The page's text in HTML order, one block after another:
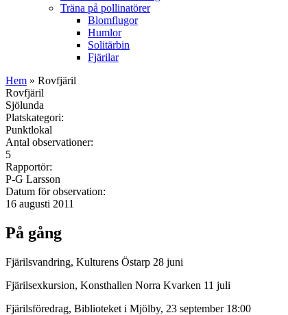
Träna på pollinatörer
Blomflugor
Humlor
Solitärbin
Fjärilar
Hem » Rovfjäril
Rovfjäril
Sjölunda
Platskategori:
Punktlokal
Antal observationer:
5
Rapportör:
P-G Larsson
Datum för observation:
16 augusti 2011
På gång
Fjärilsvandring, Kulturens Östarp 28 juni
Fjärilsexkursion, Konsthallen Norra Kvarken 11 juli
Fjärilsföredrag, Biblioteket i Mjölby, 23 september 18:00